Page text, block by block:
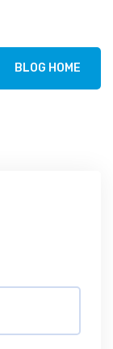
BLOG HOME